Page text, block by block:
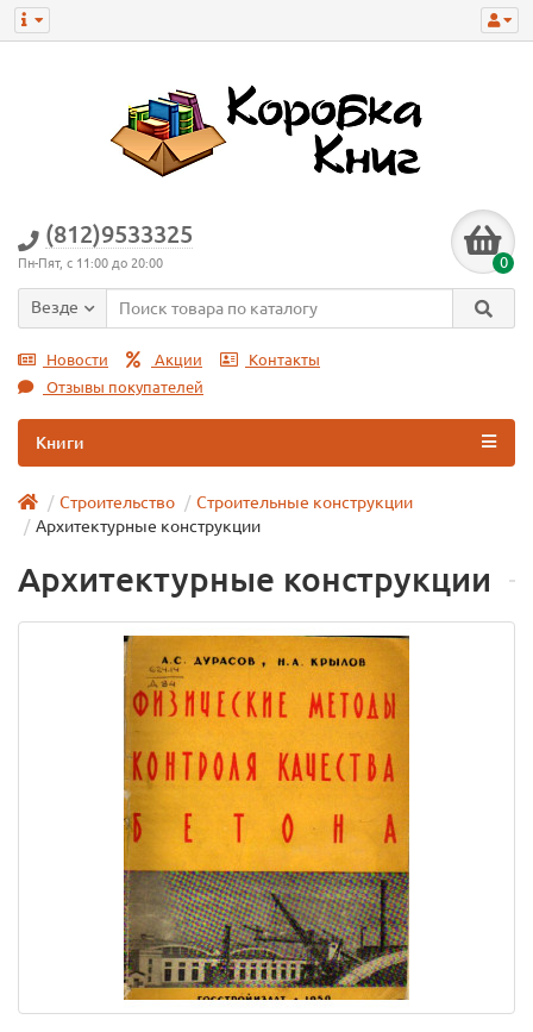
(812)9533325
Пн-Пят, с 11:00 до 20:00 0
Везде
Новости Акции
Контакты
Отзывы покупателей
Книги
Строительство
Строительные конструкции
Архитектурные конструкции
Архитектурные конструкции